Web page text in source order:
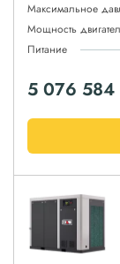
Максимальное
Мощность
Питание
5 076 584